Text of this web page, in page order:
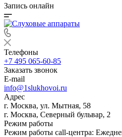
Запись онлайн
Телефоны
+7 495 065-60-85
Заказать звонок
E-mail
info@1slukhovoi.ru
Адрес
г. Москва, ул. Мытная, 58
г. Москва, Северный бульвар, 2
Режим работы
Режим работы call-центра: